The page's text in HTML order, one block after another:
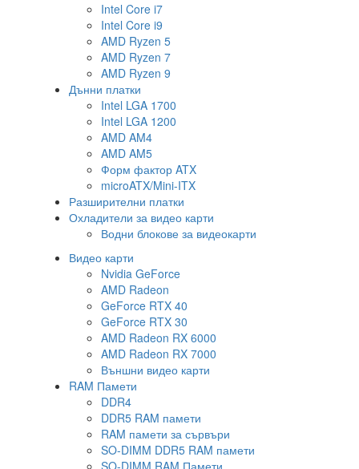
Intel Core i7
Intel Core i9
AMD Ryzen 5
AMD Ryzen 7
AMD Ryzen 9
Дънни платки
Intel LGA 1700
Intel LGA 1200
AMD AM4
AMD AM5
Форм фактор ATX
microATX/Mini-ITX
Разширителни платки
Охладители за видео карти
Водни блокове за видеокарти
Видео карти
Nvidia GeForce
AMD Radeon
GeForce RTX 40
GeForce RTX 30
AMD Radeon RX 6000
AMD Radeon RX 7000
Външни видео карти
RAM Памети
DDR4
DDR5 RAM памети
RAM памети за сървъри
SO-DIMM DDR5 RAM памети
SO-DIMM RAM Памети